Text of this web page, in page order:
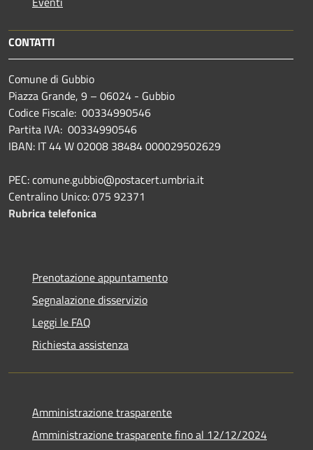
CONTATTI
Comune di Gubbio
Piazza Grande, 9 – 06024 - Gubbio
Codice Fiscale: 00334990546
Partita IVA: 00334990546
IBAN: IT 44 W 02008 38484 000029502629
PEC: comune.gubbio@postacert.umbria.it
Centralino Unico: 075 92371
Rubrica telefonica
Prenotazione appuntamento
Segnalazione disservizio
Leggi le FAQ
Richiesta assistenza
Amministrazione trasparente
Amministrazione trasparente fino al 12/12/2024